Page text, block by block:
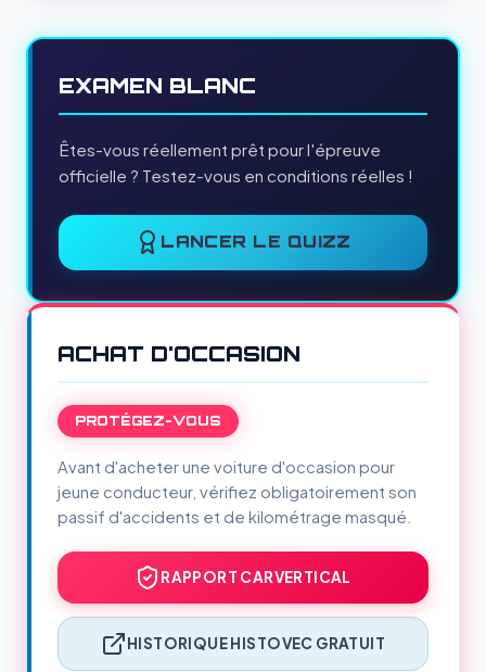
EXAMEN BLANC
Êtes-vous réellement prêt pour l'épreuve
officielle ? Testez-vous en conditions réelles !
LANCER LE QUIZZ
ACHAT D'OCCASION
PROTÉGEZ-VOUS
Avant d'acheter une voiture d'occasion pour
jeune conducteur, vérifiez obligatoirement son
passif d'accidents et de kilométrage masqué.
RAPPORT CARVERTICAL
HISTORIQUE HISTOVEC GRATUIT